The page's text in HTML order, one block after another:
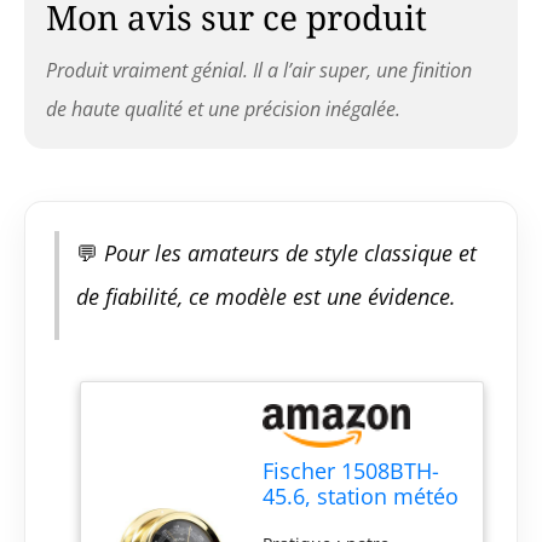
être complété par notre
1508U-45.6 et 1508TD-
45.6 et l'horloge à
marée et peut donc être
Fabriqué en Allemagne
instrument de mesure
soigneusement testé
individuellement.
Fabrication
traditionnelle de qualité
supérieure dans les
monts Métallifères
Mon avis sur ce produit
Produit vraiment génial. Il a l’air super, une finition
de haute qualité et une précision inégalée.
💬 Pour les amateurs de style classique et
de fiabilité, ce modèle est une évidence.
Fischer 1508BTH-
45.6, station météo